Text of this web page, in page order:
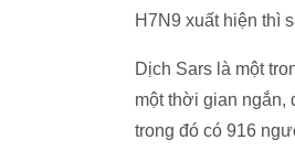
H7N9 xuất hiện thì
Dịch Sars là một
một thời gian ngắn,
trong đó có 916